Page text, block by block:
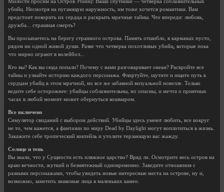
Милости просим на Остров Убийц! Ваши спутники — четверка соблазнительных
убийц. Несмотря на пугающую наружность, им тоже хочется романтики. Вам
предстоит покорить их сердца и раскрыть мрачные тайны. Что впереди: любовь,
дружба... страшная смерть?
Вы просыпаетесь на берегу странного острова. Память отшибло, в карманах пусто,
рядом ни одной живой души. Разве что четверка похотливых убийц, которые пока
что мирно играют в волейбол...
Кто вы? Как вы сюда попали? Почему с вами разговаривает океан? Раскройте все
тайны и узнайте историю каждого персонажа. Флиртуйте, шутите и ищите путь к
сердцам убийц в этом мрачной, но все же забавной визуальной новелле. Только
ведите себе осторожнее: убийцы соблазнительны, но опасны, и мечта о приятных
часах в любой момент может обернуться кошмаром.
Все включено
Симулятор свиданий с выбором действий. Убийцы здесь умеют любить, все вокруг
не то, чем кажется, а фантазии по миру Dead by Daylight могут воплотиться в жизнь.
Закажите себе тропический коктейль и утолите терзающую вас жажду.
Солнце и тень
Вы знали, что у Сущности есть пляжное царство? Вряд ли. Осмотрите весь остров на
краю вечности, жуткий и безмятежный одновременно. Заведите отношения с
разными персонажами, чтобы увидеть новые интересные места на острове, ну и,
возможно, заметить знакомые лица в маленьких камео.